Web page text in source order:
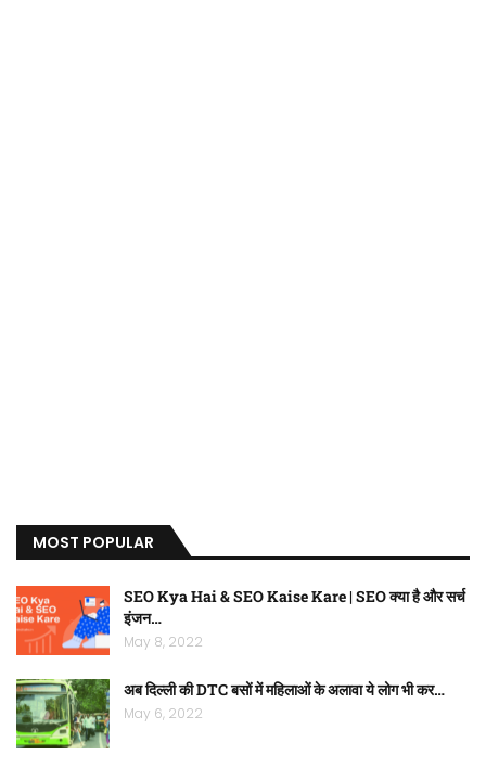
MOST POPULAR
SEO Kya Hai & SEO Kaise Kare | SEO क्या है और सर्च
इंजन…
May 8, 2022
अब दिल्ली की DTC बसों में महिलाओं के अलावा ये लोग भी कर…
May 6, 2022